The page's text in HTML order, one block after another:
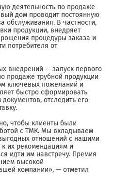
деятельность по продаже
дом проводит постоянную
обслуживания. В частности,
продукции, внедряет
процедуры заказа и
потребителя от
внедрений — запуск первого
продаже трубной продукции
ключевых пожеланий и
быстро сформировать
отследить его
чтобы клиенты были
с ТМК. Мы вкладываем
отношений с нашими
их рекомендациям и
идти им навстречу. Премия
высокой
компании», — отметил